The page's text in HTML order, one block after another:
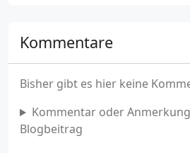
Kommentare
Bisher gibt es hier keine
Kommentar oder
Blogbeitrag